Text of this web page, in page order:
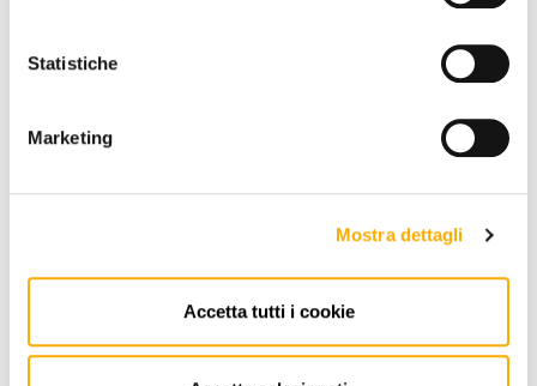
Statistiche
Marketing
Mostra dettagli
Accetta tutti i cookie
MARCA